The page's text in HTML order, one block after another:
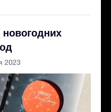
2023